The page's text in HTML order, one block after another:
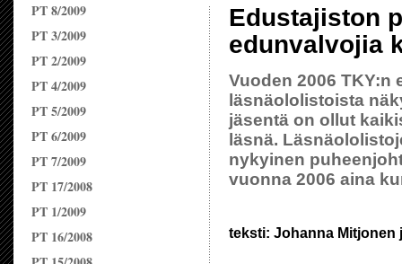
PT 8/2009
PT 3/2009
PT 2/2009
PT 4/2009
PT 5/2009
PT 6/2009
PT 7/2009
PT 17/2008
PT 1/2009
PT 16/2008
Edustajiston
edunvalvojia
Vuoden 2006
läsnäololistoista
jäsentä on ollut
läsnä.
nykyinen
vuonna 2006 aina
teksti: Johanna Mitjonen